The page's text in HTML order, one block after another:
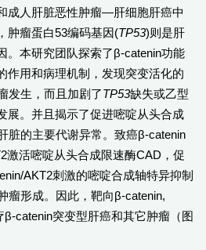
成人肝脏恶性肿瘤—肝细胞肝癌中
肿瘤蛋白53编码基因(TP53)则是肝
。本研究团队探索了β-catenin功能
作用和病理机制，发现突变活化的
发生，而且加剧了TP53缺失或乙型
展。并且揭示了促进嘧啶从头合成
脏的主要代谢异常。致癌β-catenin
激活嘧啶从头合成限速酶CAD，促
AKT2刺激的嘧啶合成轴特异抑制
瘤形成。因此，靶向β-catenin,
catenin突变型肝癌和其它肿瘤（图